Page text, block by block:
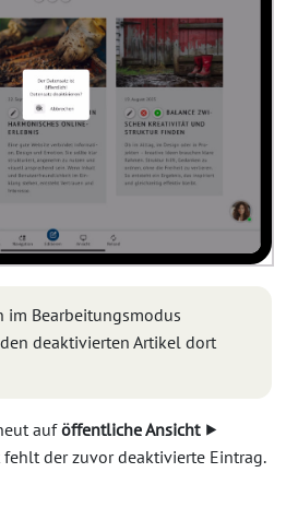
im Bearbeitungsmodus
deaktivierten Artikel dort
auföffentliche Ansicht⯈
fehlt der zuvor deaktivierte Eintrag.